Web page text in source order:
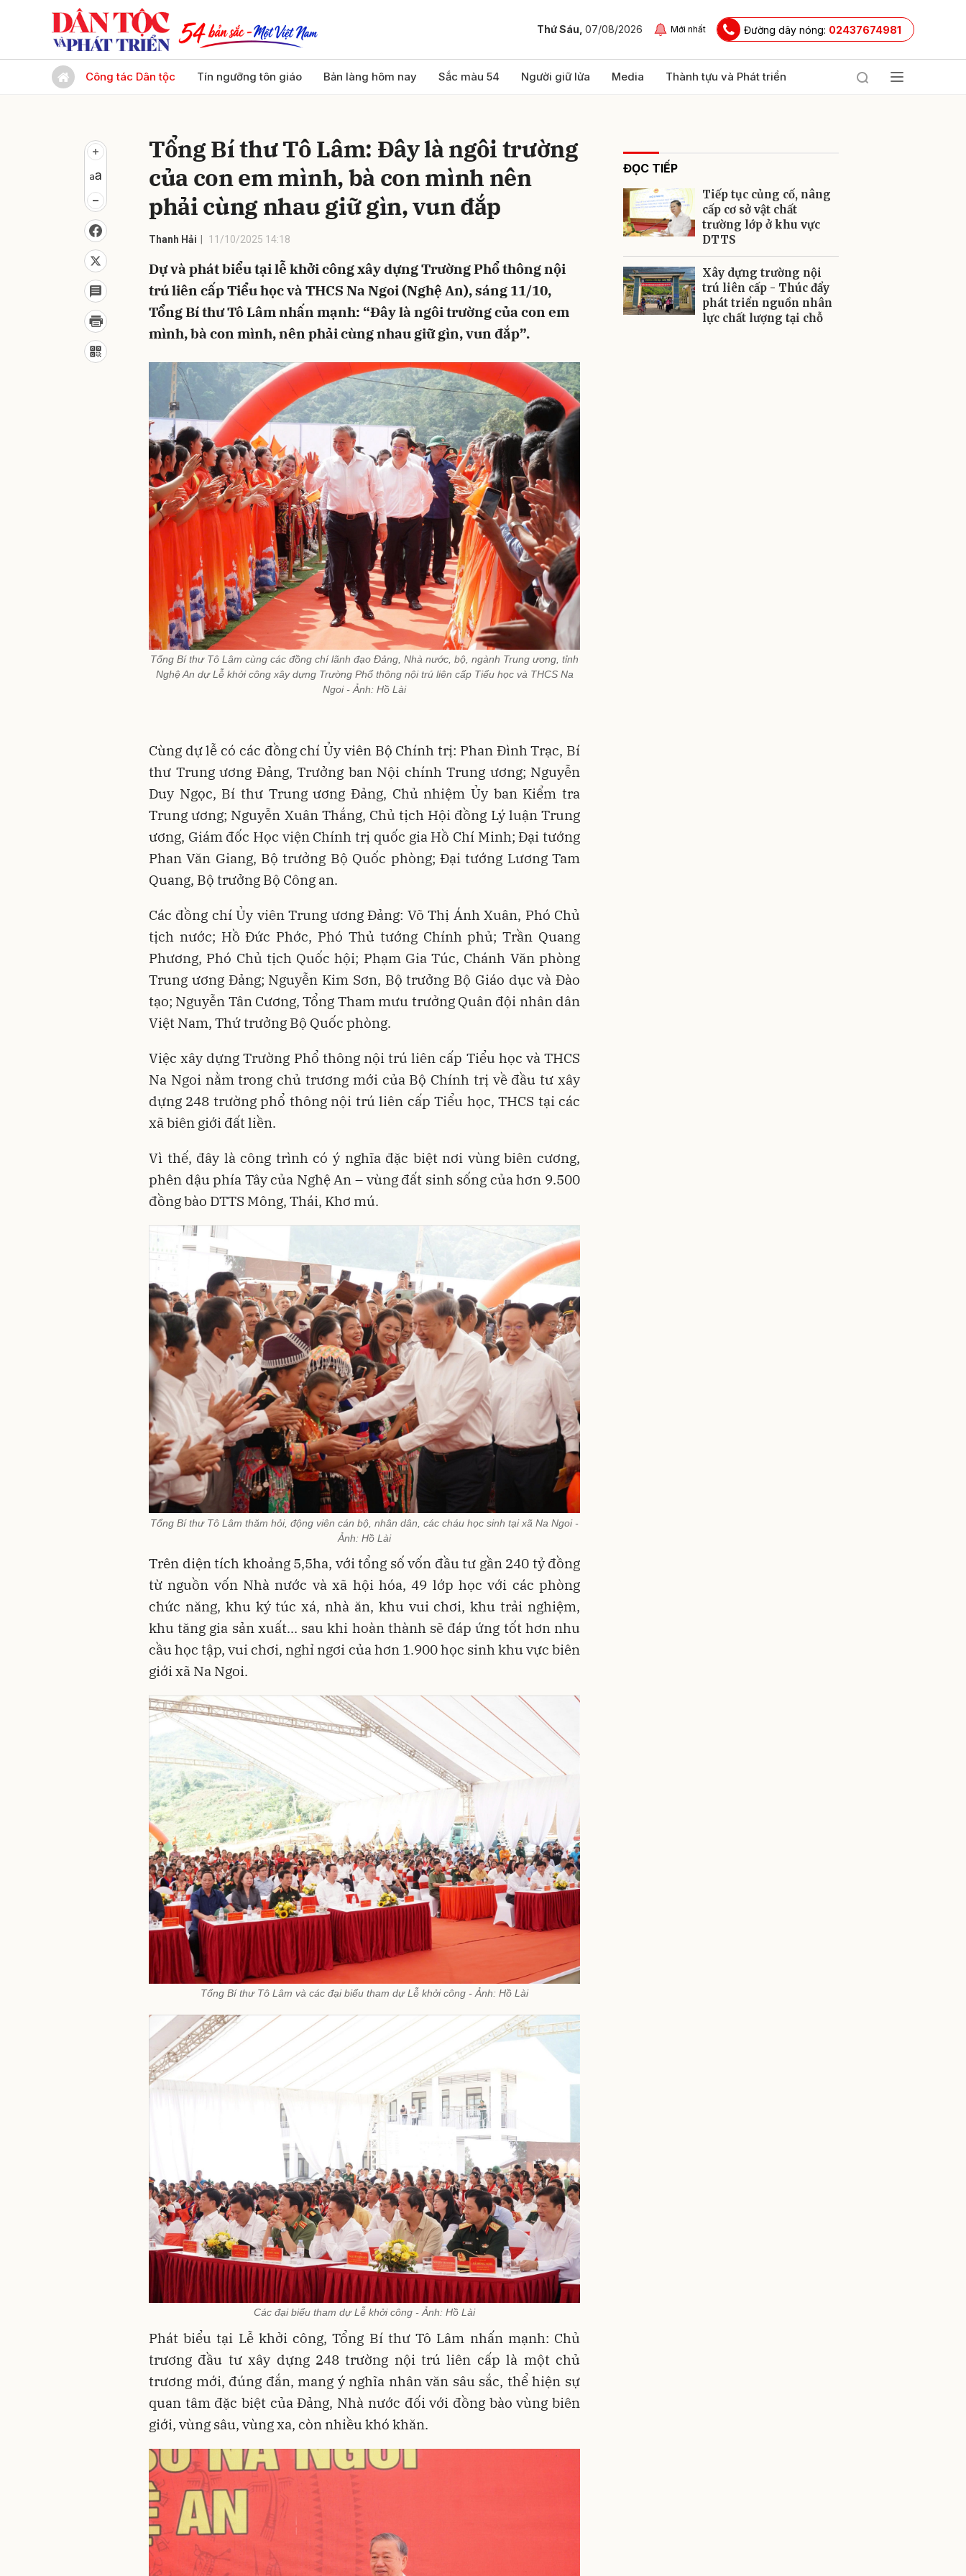
Thứ Sáu, 07/08/2026 Mới nhất Đường dây nóng: 02437674981
Công tác Dân tộc Tín ngưỡng tôn giáo Bản làng hôm nay Sắc màu 54 Người giữ lửa Media Thành tựu và Phát triển
Tổng Bí thư Tô Lâm: Đây là ngôi trường
của con em mình, bà con mình nên
phải cùng nhau giữ gìn, vun đắp
Thanh Hải 11/10/2025 14:18
Dự và phát biểu tại lễ khởi công xây dựng Trường Phổ thông nội
trú liên cấp Tiểu học và THCS Na Ngoi (Nghệ An), sáng 11/10,
Tổng Bí thư Tô Lâm nhấn mạnh: “Đây là ngôi trường của con em
mình, bà con mình, nên phải cùng nhau giữ gìn, vun đắp”.
Tổng Bí thư Tô Lâm cùng các đồng chí lãnh đạo Đảng, Nhà nước, bộ, ngành Trung ương, tỉnh
Nghệ An dự Lễ khởi công xây dựng Trường Phổ thông nội trú liên cấp Tiểu học và THCS Na
Ngoi - Ảnh: Hồ Lài
Cùng dự lễ có các đồng chí Ủy viên Bộ Chính trị: Phan Đình Trạc, Bí
thư Trung ương Đảng, Trưởng ban Nội chính Trung ương; Nguyễn
Duy Ngọc, Bí thư Trung ương Đảng, Chủ nhiệm Ủy ban Kiểm tra
Trung ương; Nguyễn Xuân Thắng, Chủ tịch Hội đồng Lý luận Trung
ương, Giám đốc Học viện Chính trị quốc gia Hồ Chí Minh; Đại tướng
Phan Văn Giang, Bộ trưởng Bộ Quốc phòng; Đại tướng Lương Tam
Quang, Bộ trưởng Bộ Công an.
Các đồng chí Ủy viên Trung ương Đảng: Võ Thị Ánh Xuân, Phó Chủ
tịch nước; Hồ Đức Phớc, Phó Thủ tướng Chính phủ; Trần Quang
Phương, Phó Chủ tịch Quốc hội; Phạm Gia Túc, Chánh Văn phòng
Trung ương Đảng; Nguyễn Kim Sơn, Bộ trưởng Bộ Giáo dục và Đào
tạo; Nguyễn Tân Cương, Tổng Tham mưu trưởng Quân đội nhân dân
Việt Nam, Thứ trưởng Bộ Quốc phòng.
Việc xây dựng Trường Phổ thông nội trú liên cấp Tiểu học và THCS
Na Ngoi nằm trong chủ trương mới của Bộ Chính trị về đầu tư xây
dựng 248 trường phổ thông nội trú liên cấp Tiểu học, THCS tại các
xã biên giới đất liền.
Vì thế, đây là công trình có ý nghĩa đặc biệt nơi vùng biên cương,
phên dậu phía Tây của Nghệ An – vùng đất sinh sống của hơn 9.500
đồng bào DTTS Mông, Thái, Khơ mú.
Tổng Bí thư Tô Lâm thăm hỏi, động viên cán bộ, nhân dân, các cháu học sinh tại xã Na Ngoi -
Ảnh: Hồ Lài
Trên diện tích khoảng 5,5ha, với tổng số vốn đầu tư gần 240 tỷ đồng
từ nguồn vốn Nhà nước và xã hội hóa, 49 lớp học với các phòng
chức năng, khu ký túc xá, nhà ăn, khu vui chơi, khu trải nghiệm,
khu tăng gia sản xuất... sau khi hoàn thành sẽ đáp ứng tốt hơn nhu
cầu học tập, vui chơi, nghỉ ngơi của hơn 1.900 học sinh khu vực biên
giới xã Na Ngoi.
Tổng Bí thư Tô Lâm và các đại biểu tham dự Lễ khởi công - Ảnh: Hồ Lài
Các đại biểu tham dự Lễ khởi công - Ảnh: Hồ Lài
Phát biểu tại Lễ khởi công, Tổng Bí thư Tô Lâm nhấn mạnh: Chủ
trương đầu tư xây dựng 248 trường nội trú liên cấp là một chủ
trương mới, đúng đắn, mang ý nghĩa nhân văn sâu sắc, thể hiện sự
quan tâm đặc biệt của Đảng, Nhà nước đối với đồng bào vùng biên
giới, vùng sâu, vùng xa, còn nhiều khó khăn.
ĐỌC TIẾP
Tiếp tục củng cố, nâng
cấp cơ sở vật chất
trường lớp ở khu vực
DTTS
Xây dựng trường nội
trú liên cấp - Thúc đẩy
phát triển nguồn nhân
lực chất lượng tại chỗ
Gửi bình luận
Gửi